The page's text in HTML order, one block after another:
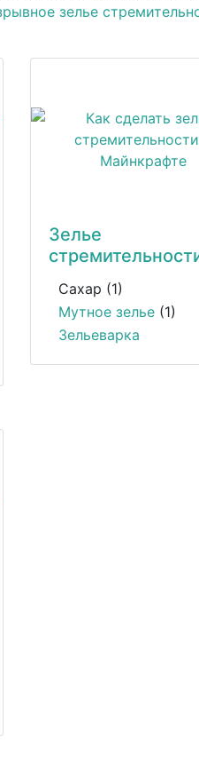
зелье
Зелье
Сахар (1)
Мутное зелье (1)
Зельеварка